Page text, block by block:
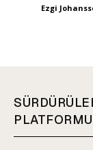
Ezgi
PLATFORMU